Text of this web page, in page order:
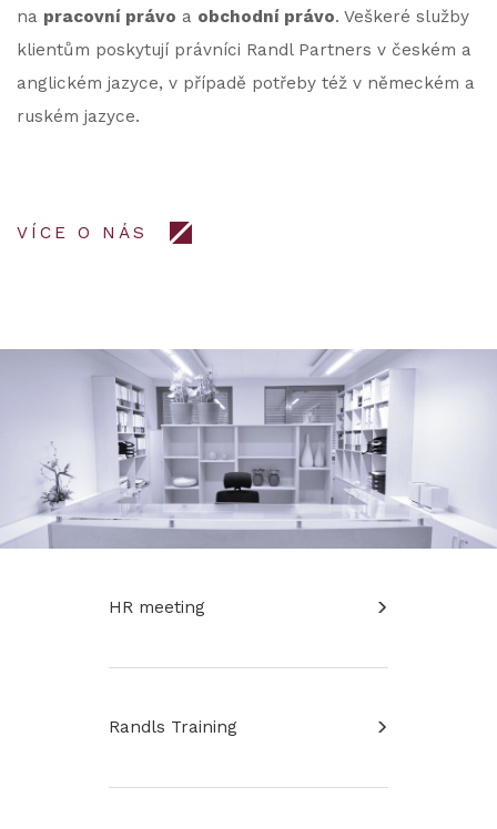
na pracovní právo a obchodní právo. Veškeré služby
klientům poskytují právníci Randl Partners v českém a
anglickém jazyce, v případě potřeby též v německém a
ruském jazyce.
VÍCE O NÁS
HR meeting
Randls Training